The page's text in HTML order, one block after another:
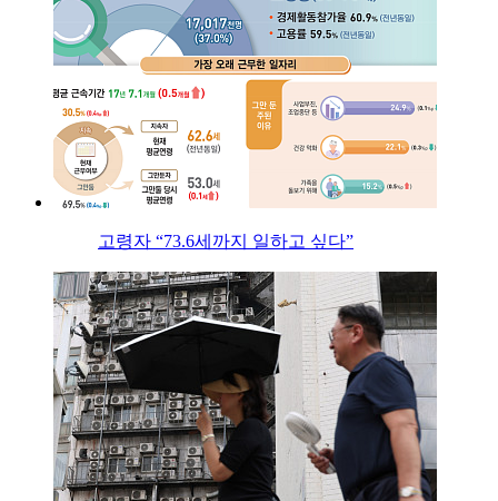
고령자 “73.6세까지 일하고 싶다”